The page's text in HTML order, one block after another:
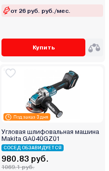
от 26 руб. руб./мес.
Купить
Под заказ 3 дня
Угловая шлифовальная машина
Makita GA040GZ01
СОСЕД ОБЗАВИДУЕТСЯ
980.83 руб.
1069.1 руб.